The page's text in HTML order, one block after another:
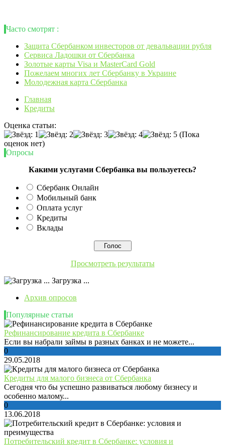
Часто смотрят :
Защита Cбербанком инвесторов от девальвации рубля
Сервиса Ладошки от Сбербанка
Золотые карты Visa и MasterСard Gold
Пожелаем многих лет Сбербанку в Украине
Молодежная карта Сбербанка
Главная
Кредиты
Оценка статьи:
(Пока
оценок нет)
Опросы
Какими услугами Сбербанка вы пользуетесь?
Сбербанк Онлайн
Мобильный банк
Оплата услуг
Кредиты
Вклады
Просмотреть результаты
Загрузка ...
Архив опросов
Популярные статьи
Рефинансирование кредита в Сбербанке
Если вы набрали займы в разных банках и не можете...
0
29.05.2018
Кредиты для малого бизнеса от Сбербанка
Сегодня что бы успешно развиваться любому бизнесу и
особенно малому...
0
13.06.2018
Потребительский кредит в Сбербанке: условия и